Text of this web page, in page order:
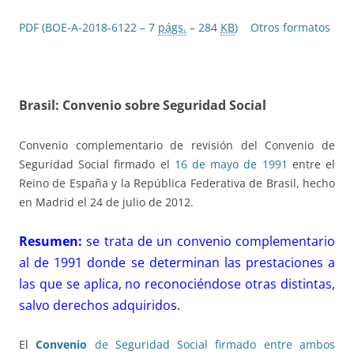
PDF (BOE-A-2018-6122 – 7 págs. – 284 KB) Otros formatos
Brasil: Convenio sobre Seguridad Social
Convenio complementario de revisión del Convenio de
Seguridad Social firmado el 16 de mayo de 1991 entre el
Reino de España y la República Federativa de Brasil, hecho
en Madrid el 24 de julio de 2012.
Resumen: se trata de un convenio complementario
al de 1991 donde se determinan las prestaciones a
las que se aplica, no reconociéndose otras distintas,
salvo derechos adquiridos.
ElConvenio de Seguridad Social firmado entre ambos